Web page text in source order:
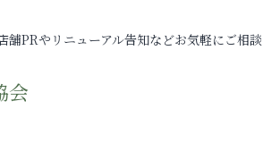
舗PRやリニューアル告知などお気軽にご相
会